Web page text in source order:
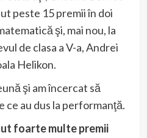
peste 15 premii în doi
şi, mai nou, la
de clasa a V-a, Andrei
Helikon.
şi am încercat să
ce au dus la performanţă.
foarte multe premii